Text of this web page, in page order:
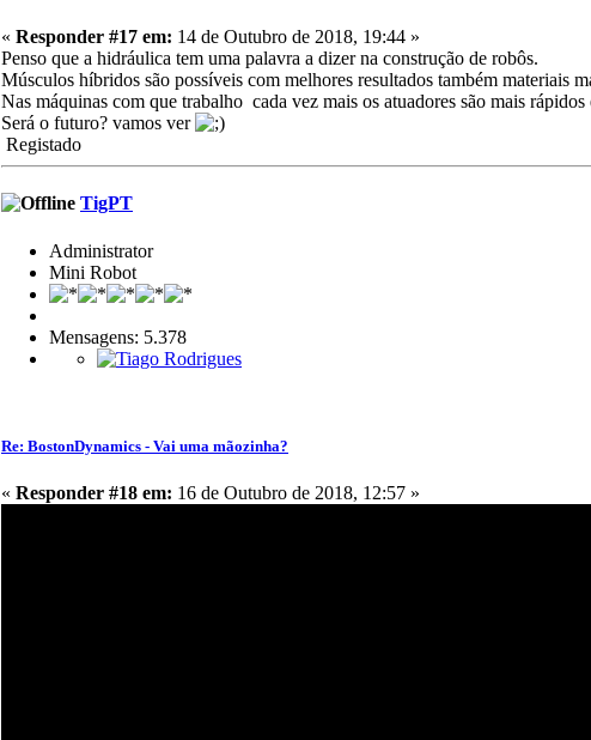
« Responder #17 em: 14 de Outubro de 2018, 19:44 »
Penso que a hidráulica tem uma palavra a dizer na construção de robôs.
Músculos híbridos são possíveis com melhores resultados também materiais
Nas máquinas com que trabalho cada vez mais os atuadores são mais rápidos
Será o futuro? vamos ver
Registado
TigPT
Administrator
Mini Robot
Mensagens: 5.378
Re: BostonDynamics - Vai uma mãozinha?
« Responder #18 em: 16 de Outubro de 2018, 12:57 »